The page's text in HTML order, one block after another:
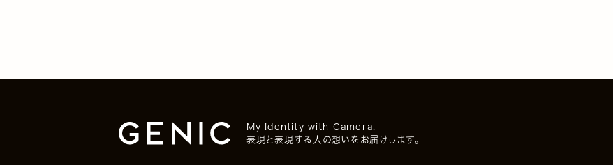
My Identity with Camera.
表現と表現する人の想いをお届けします。